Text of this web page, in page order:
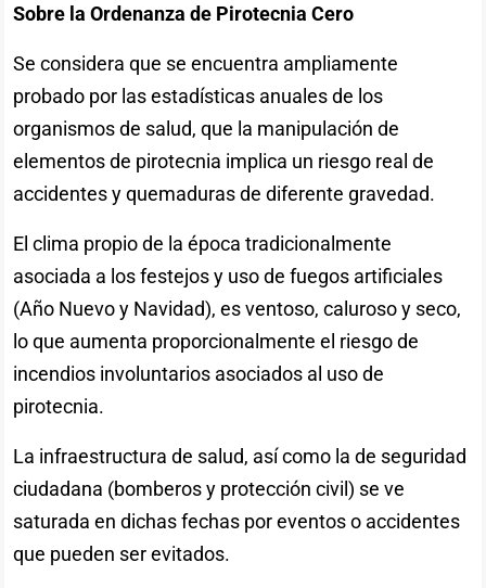
Sobre la Ordenanza de Pirotecnia Cero
Se considera que se encuentra ampliamente
probado por las estadísticas anuales de los
organismos de salud, que la manipulación de
elementos de pirotecnia implica un riesgo real de
accidentes y quemaduras de diferente gravedad.
El clima propio de la época tradicionalmente
asociada a los festejos y uso de fuegos artificiales
(Año Nuevo y Navidad), es ventoso, caluroso y seco,
lo que aumenta proporcionalmente el riesgo de
incendios involuntarios asociados al uso de
pirotecnia.
La infraestructura de salud, así como la de seguridad
ciudadana (bomberos y protección civil) se ve
saturada en dichas fechas por eventos o accidentes
que pueden ser evitados.